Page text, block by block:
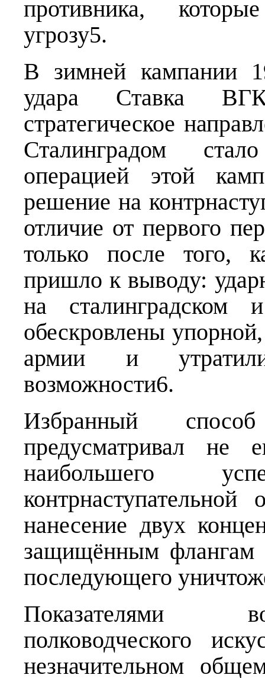
противника,
угрозу5.
В зимней кампании
удара Ставка ВГК
стратегическое
Сталинградом
операцией этой
решение на
отличие от первого
только после того,
пришло к выводу:
на сталинградском
обескровлены
армии и
возможности6.
Избранный
предусматривал не
наибольшего
нанесение двух
защищённым флангам
последующего
Показателями
полководческого
незначительном